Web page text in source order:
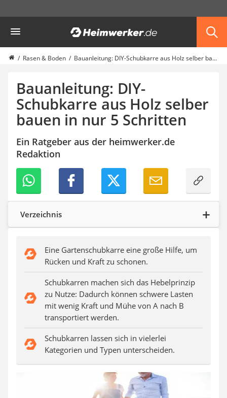
Garten
Akku-Laubsauger
Faltpavillon
Solar-Lichterkette außen
Teleskopleiter
Ameisengift
Pavillon
Sichtschutzstreifen
Akku-Laubbläser
Koifutter
Kassettenmarkise
Bosch-Heckenschere
Stihl-Laubbläser
Minidumper
Rasen & Boden Bauanleitung: DIY-Schubkarre aus Holz selber bauen in nur 5 Schritten
Bauanleitung: DIY-
Schubkarre aus Holz selber
bauen in nur 5 Schritten
Ein Ratgeber aus der heimwerker.de
Redaktion
Verzeichnis
Eine Gartenschubkarre eine große Hilfe, um
Rücken und Kraft zu schonen.
Schubkarren machen sich das Hebelprinzip
zu Nutze: Dadurch können schwere Lasten
mit wenig Kraft und Mühe von A nach B
transportiert werden.
Schubkarren lassen sich in vielerlei
Kategorien und Typen unterscheiden.